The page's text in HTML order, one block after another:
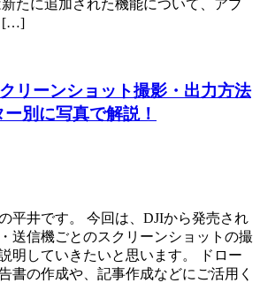
たに追加された機能について、アプ
[…]
リーンショット撮影・出力方法
別に写真で解説！
平井です。 今回は、DJIから発売され
送信機ごとのスクリーンショットの撮
明していきたいと思います。 ドロー
書の作成や、記事作成などにご活用く